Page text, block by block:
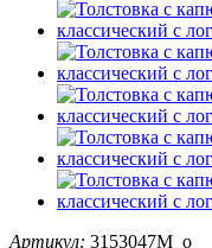
Артикул: 3153047M_o